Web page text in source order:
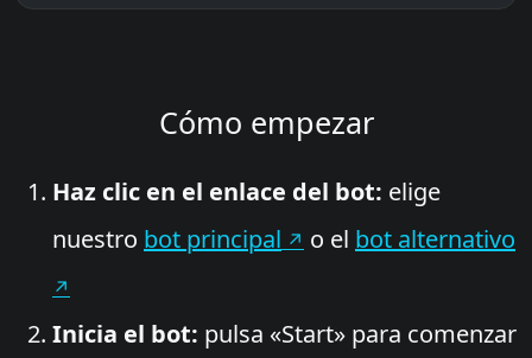
Cómo empezar
Haz clic en el enlace del bot: elige
nuestro bot principal o el bot alternativo
Inicia el bot: pulsa «Start» para comenzar